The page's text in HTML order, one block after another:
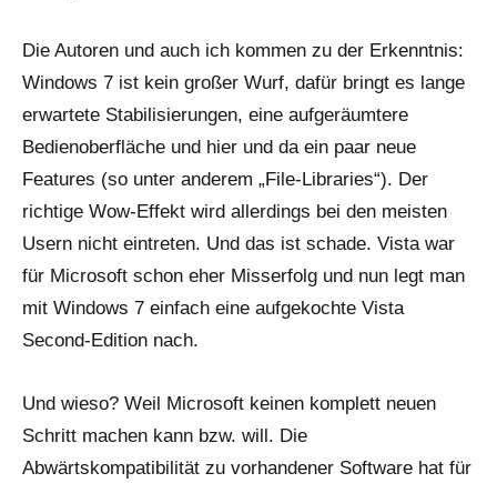
Die Autoren und auch ich kommen zu der Erkenntnis:
Windows 7 ist kein großer Wurf, dafür bringt es lange
erwartete Stabilisierungen, eine aufgeräumtere
Bedienoberfläche und hier und da ein paar neue
Features (so unter anderem „File-Libraries“). Der
richtige Wow-Effekt wird allerdings bei den meisten
Usern nicht eintreten. Und das ist schade. Vista war
für Microsoft schon eher Misserfolg und nun legt man
mit Windows 7 einfach eine aufgekochte Vista
Second-Edition nach.
Und wieso? Weil Microsoft keinen komplett neuen
Schritt machen kann bzw. will. Die
Abwärtskompatibilität zu vorhandener Software hat für